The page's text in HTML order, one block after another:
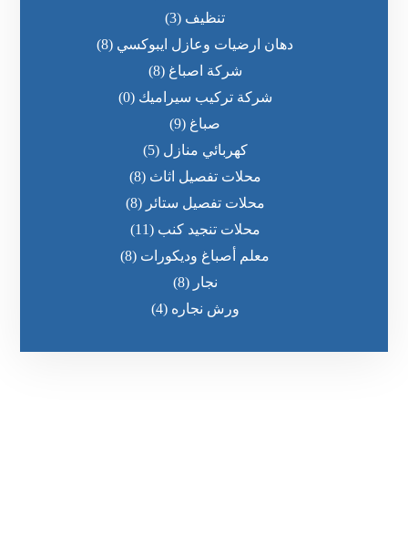
تنظيف (3)
دهان ارضيات وعازل ايبوكسي (8)
شركة اصباغ (8)
شركة تركيب سيراميك (0)
صباغ (9)
كهربائي منازل (5)
محلات تفصيل اثاث (8)
محلات تفصيل ستائر (8)
محلات تنجيد كنب (11)
معلم أصباغ وديكورات (8)
نجار (8)
ورش نجاره (4)